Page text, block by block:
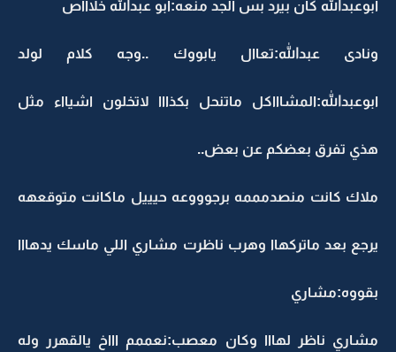
ابوعبدالله كان بيرد بس الجد منعه:ابو عبدالله خلاااص
ونادى عبدالله:تعاال يابووك ..وجه كلام لولد
ابوعبدالله:المشاااكل ماتنحل بكذااا لاتخلون اشيااء مثل
هذي تفرق بعضكم عن بعض..
ملاك كانت منصدمممه برجوووعه حيييل ماكانت متوقعهه
يرجع بعد ماتركهاا وهرب ناظرت مشاري اللي ماسك يدهااا
بقووه:مشاري
مشاري ناظر لهااا وكان معصب:نعممم اااخ يالقهرر وله